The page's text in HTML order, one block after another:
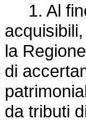
1. Al
la
di
da tributi